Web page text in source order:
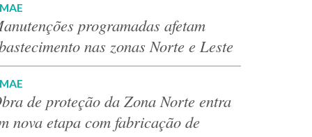
programadas afetam
nas zonas Norte e Leste
de proteção da Zona Norte entra
nova etapa com fabricação de